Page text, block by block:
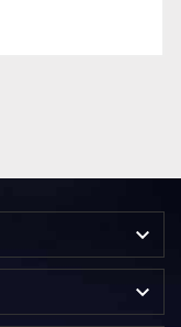

